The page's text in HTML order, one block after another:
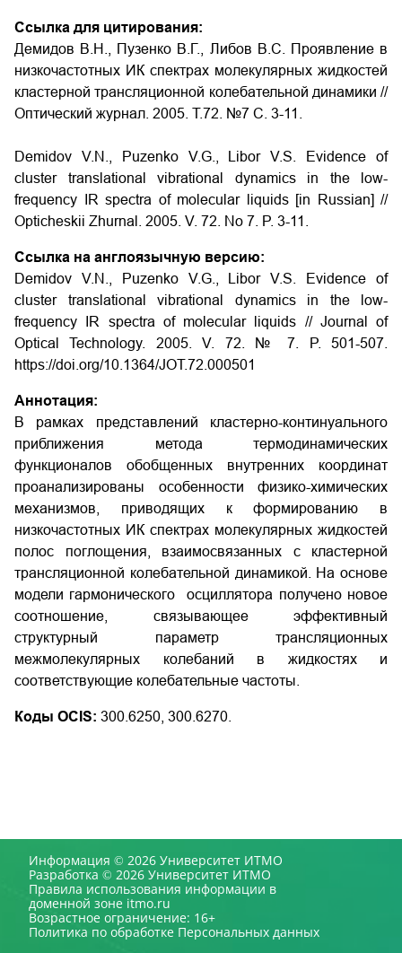
Ссылка для цитирования:
Демидов В.Н., Пузенко В.Г., Либов В.C. Проявление в
низкочастотных ИК спектрах молекулярных жидкостей
кластерной трансляционной колебательной динамики //
Оптический журнал. 2005. Т.72. №7 С. 3-11.
Demidov V.N., Puzenko V.G., Libor V.S. Evidence of
cluster translational vibrational dynamics in the low-
frequency IR spectra of molecular liquids [in Russian] //
Opticheskii Zhurnal. 2005. V. 72. No 7. P. 3-11.
Ссылка на англоязычную версию:
Demidov V.N., Puzenko V.G., Libor V.S. Evidence of
cluster translational vibrational dynamics in the low-
frequency IR spectra of molecular liquids // Journal of
Optical Technology. 2005. V. 72. № 7. P. 501-507.
https://doi.org/10.1364/JOT.72.000501
Аннотация:
В рамках представлений кластерно-континуального
приближения метода термодинамических
функционалов обобщенных внутренних координат
проанализированы особенности физико-химических
механизмов, приводящих к формированию в
низкочастотных ИК спектрах молекулярных жидкостей
полос поглощения, взаимосвязанных с кластерной
трансляционной колебательной динамикой. На основе
модели гармонического осциллятора получено новое
соотношение, связывающее эффективный
структурный параметр трансляционных
межмолекулярных колебаний в жидкостях и
соответствующие колебательные частоты.
Коды OCIS: 300.6250, 300.6270.
Информация © 2026 Университет ИТМО
Разработка © 2026 Университет ИТМО
Правила использования информации в
доменной зоне itmo.ru
Возрастное ограничение: 16+
Политика по обработке Персональных данных